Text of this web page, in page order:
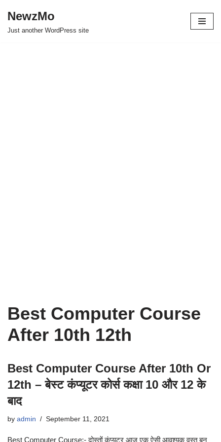
Skip
NewzMo
Just another WordPress site
Best Computer Course
After 10th 12th
Best Computer Course After 10th Or
12th – बेस्ट कंप्यूटर कोर्स कक्षा 10 और 12 के
बाद
by admin September 11, 2021
Best Computer Course:- दोस्तों कंप्यूटर आज एक ऐसी आवश्यक वस्तु बन